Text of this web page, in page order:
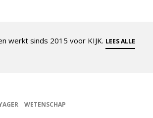
werkt sinds 2015 voor KIJK. LEES ALLE
WETENSCHAP